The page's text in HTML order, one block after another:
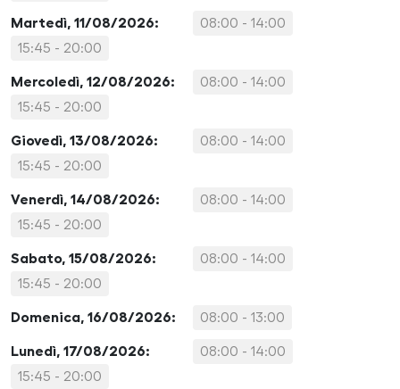
Martedì, 11/08/2026:
08:00 - 14:00
15:45 - 20:00
Mercoledì, 12/08/2026:
08:00 - 14:00
15:45 - 20:00
Giovedì, 13/08/2026:
08:00 - 14:00
15:45 - 20:00
Venerdì, 14/08/2026:
08:00 - 14:00
15:45 - 20:00
Sabato, 15/08/2026:
08:00 - 14:00
15:45 - 20:00
Domenica, 16/08/2026: 08:00 - 13:00
Lunedì, 17/08/2026:
08:00 - 14:00
15:45 - 20:00